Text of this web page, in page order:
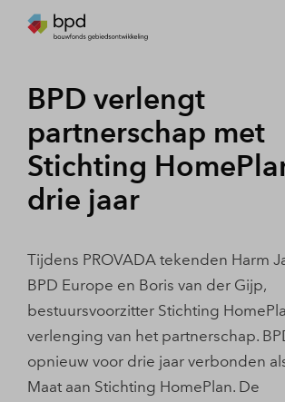
BPD verlengt
partnerschap met
Stichting
drie jaar
Tijdens PROVADA tekenden Harm
BPD Europe en Boris van der Gijp,
bestuursvoorzitter Stichting
verlenging van het partnerschap.
opnieuw voor drie jaar verbonden
Maat aan Stichting HomePlan. De